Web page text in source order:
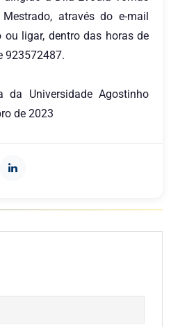
através do e-mail
ou ligar, dentro das horas de
923572487.
da Universidade Agostinho
de 2023